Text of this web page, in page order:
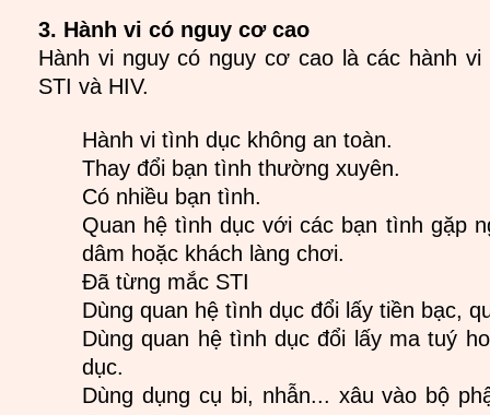
3. Hành vi có nguy cơ cao
Hành vi nguy có nguy cơ cao là các hành
STI và HIV.
Hành vi tình dục không an toàn.
Thay đổi bạn tình thường xuyên.
Có nhiều bạn tình.
Quan hệ tình dục với các bạn tình gặp
dâm hoặc khách làng chơi.
Đã từng mắc STI
Dùng quan hệ tình dục đổi lấy tiền bạc,
Dùng quan hệ tình dục đổi lấy ma tuý
dục.
Dùng dụng cụ bi, nhẫn... xâu vào bộ